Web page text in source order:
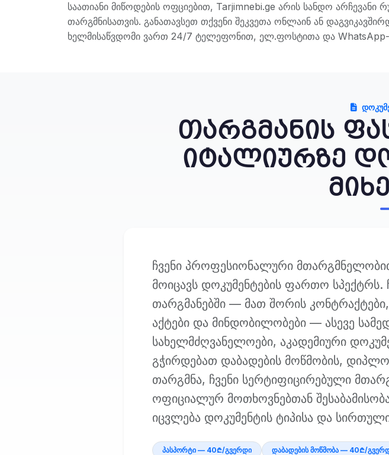
საათიანი მიწოდების ოფციებით, Tarjimnebi.ge არის სანდო არჩევანი
თარგმნისათვის. განათავსეთ თქვენი შეკვეთა ონლაინ ან
ხელმისაწვდომი ვართ 24/7 ტელეფონით, ელ.ფოსტითა და
თარგმანის
იტალიურზე
ჩვენი პროფესიონალური
მოიცავს დოკუმენტების ფართო
თარგმანებში — მათ შორის
აქტები და მინდობილობები — ასევე
სახელმძღვანელოები, აკადემიური
გჭირდებათ დაბადების მოწმობის,
თარგმნა, ჩვენი სერტიფიცირებული
ოფიციალურ მოთხოვნებთან
იცვლება დოკუმენტის ტიპისა და
პასპორტი — 40₾/გვერდი დაბადების მოწმობა — 40₾/